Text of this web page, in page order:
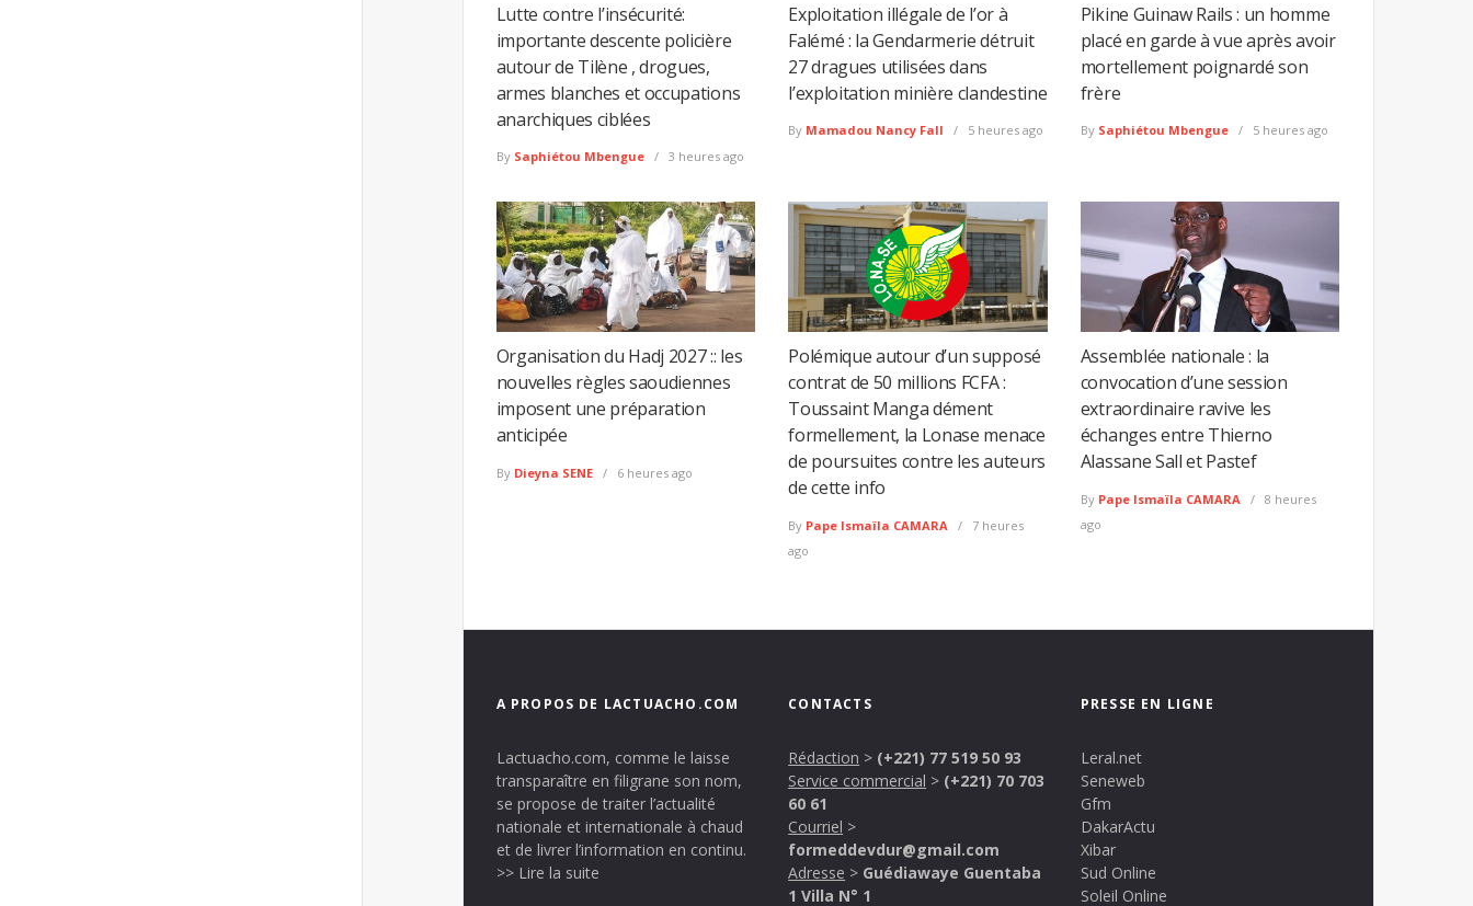
Lutte contre l’insécurité:
importante descente policière
autour de Tilène , drogues,
armes blanches et occupations
anarchiques ciblées
By Saphiétou Mbengue 3 heures ago
Exploitation illégale de l’or à
Falémé : la Gendarmerie détruit
27 dragues utilisées dans
l’exploitation minière clandestine
By Mamadou Nancy Fall 5 heures ago
Pikine Guinaw Rails : un homme
placé en garde à vue après avoir
mortellement poignardé son
frère
By Saphiétou Mbengue 5 heures ago
Organisation du Hadj 2027 :: les
nouvelles règles saoudiennes
imposent une préparation
anticipée
By Dieyna SENE 6 heures ago
Polémique autour d’un supposé
contrat de 50 millions FCFA :
Toussaint Manga dément
formellement, la Lonase menace
de poursuites contre les auteurs
de cette info
By Pape Ismaïla CAMARA
7 heures
ago
Assemblée nationale : la
convocation d’une session
extraordinaire ravive les
échanges entre Thierno
Alassane Sall et Pastef
By Pape Ismaïla CAMARA
8 heures
ago
A PROPOS DE LACTUACHO.COM
Lactuacho.com, comme le laisse
transparaître en filigrane son nom,
se propose de traiter l’actualité
nationale et internationale à chaud
et de livrer l’information en continu.
>> Lire la suite
CONTACTS
Rédaction > (+221) 77 519 50 93
Service commercial > (+221) 70 703
60 61
Courriel >
formeddevdur@gmail.com
Adresse > Guédiawaye Guentaba
1 Villa N° 1
PRESSE EN LIGNE
Leral.net
Seneweb
Gfm
DakarActu
Xibar
Sud Online
Soleil Online